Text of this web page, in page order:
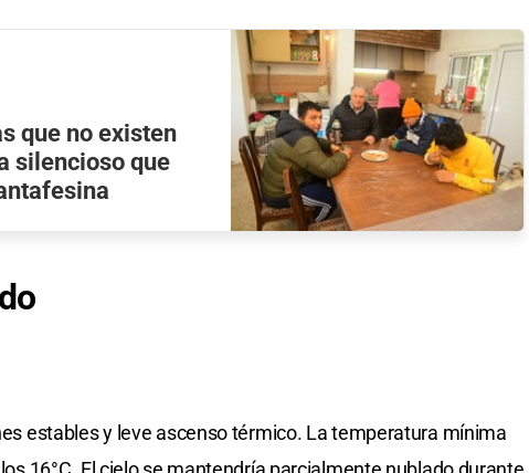
que no existen
silencioso que
estables y leve ascenso térmico. La temperatura mínima